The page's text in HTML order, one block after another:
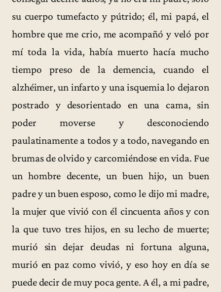
su cuerpo tumefacto y pútrido; él, mi papá, el
hombre que me crio, me acompañó y veló por
mí toda la vida, había muerto hacía mucho
tiempo preso de la demencia, cuando el
alzhéimer, un infarto y una isquemia lo dejaron
postrado y desorientado en una cama, sin
poder moverse y desconociendo
paulatinamente a todos y a todo, navegando en
brumas de olvido y carcomiéndose en vida. Fue
un hombre decente, un buen hijo, un buen
padre y un buen esposo, como le dijo mi madre,
la mujer que vivió con él cincuenta años y con
la que tuvo tres hijos, en su lecho de muerte;
murió sin dejar deudas ni fortuna alguna,
murió en paz como vivió, y eso hoy en día se
puede decir de muy poca gente. A él, a mi padre,